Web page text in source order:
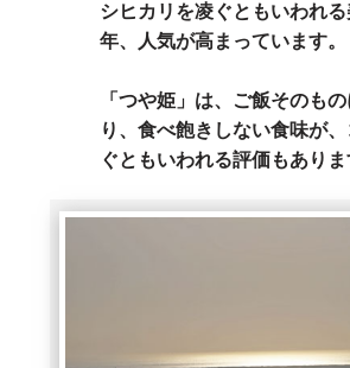
シヒカリを凌ぐともいわれ
年、人気が高まっています。
「つや姫」は、ご飯そのも
り、食べ飽きしない食味が
ぐともいわれる評価もありま